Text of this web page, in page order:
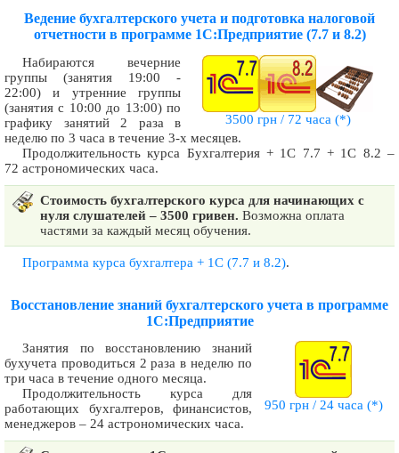
Ведение бухгалтерского учета и подготовка налоговой
отчетности в программе 1С:Предприятие (7.7 и 8.2)
3500 грн / 72 часа (*)
Набираются вечерние
группы (занятия 19:00 -
22:00) и утренние группы
(занятия с 10:00 до 13:00) по
графику занятий 2 раза в
неделю по 3 часа в течение 3-х месяцев.
Продолжительность курса Бухгалтерия + 1С 7.7 + 1С 8.2 –
72 астрономических часа.
Стоимость бухгалтерского курса для начинающих с
нуля слушателей – 3500 гривен. Возможна оплата
частями за каждый месяц обучения.
Программа курса бухгалтера + 1С (7.7 и 8.2).
Восстановление знаний бухгалтерского учета в программе
1С:Предприятие
950 грн / 24 часа (*)
Занятия по восстановлению знаний
бухучета проводиться 2 раза в неделю по
три часа в течение одного месяца.
Продолжительность курса для
работающих бухгалтеров, финансистов,
менеджеров – 24 астрономических часа.